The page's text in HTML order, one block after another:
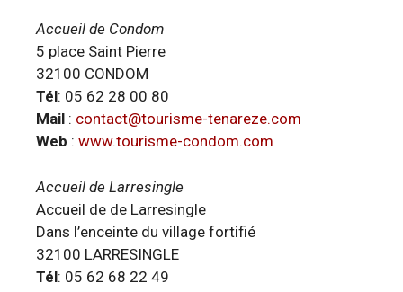
Accueil de Condom
5 place Saint Pierre
32100 CONDOM
Tél: 05 62 28 00 80
Mail : contact@tourisme-tenareze.com
Web : www.tourisme-condom.com
Accueil de Larresingle
Accueil de de Larresingle
Dans l’enceinte du village fortifié
32100 LARRESINGLE
Tél: 05 62 68 22 49